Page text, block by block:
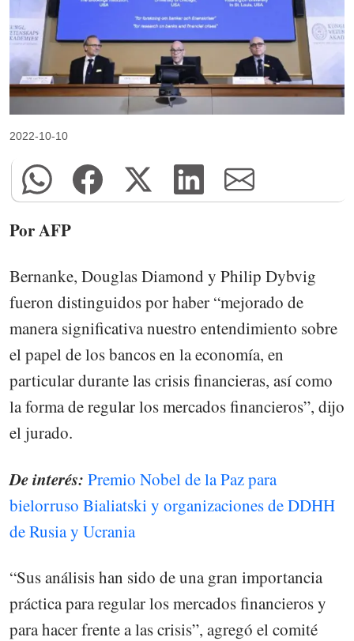
2022-10-10
Por AFP
Bernanke, Douglas Diamond y Philip Dybvig
fueron distinguidos por haber “mejorado de
manera significativa nuestro entendimiento sobre
el papel de los bancos en la economía, en
particular durante las crisis financieras, así como
la forma de regular los mercados financieros”, dijo
el jurado.
De interés: Premio Nobel de la Paz para
bielorruso Bialiatski y organizaciones de DDHH
de Rusia y Ucrania
“Sus análisis han sido de una gran importancia
práctica para regular los mercados financieros y
para hacer frente a las crisis”, agregó el comité